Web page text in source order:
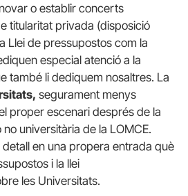
o establir concerts
titularitat privada (disposició
Llei de pressupostos com la
especial atenció a la
també li dediquem nosaltres. La
segurament menys
proper escenari després de la
universitària de la LOMCE.
en una propera entrada què
i la llei
les Universitats.